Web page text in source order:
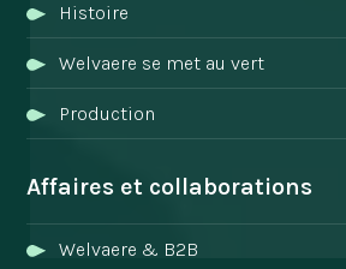
Histoire
Welvaere se met au vert
Production
Affaires et collaborations
Welvaere & B2B